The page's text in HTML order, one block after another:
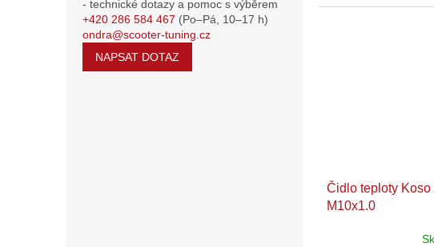
- technické dotazy a pomoc s výběrem
+420 286 584 467 (Po–Pá, 10–17 h)
ondra@scooter-tuning.cz
NAPSAT DOTAZ
Čidlo teploty Koso
M10x1.0